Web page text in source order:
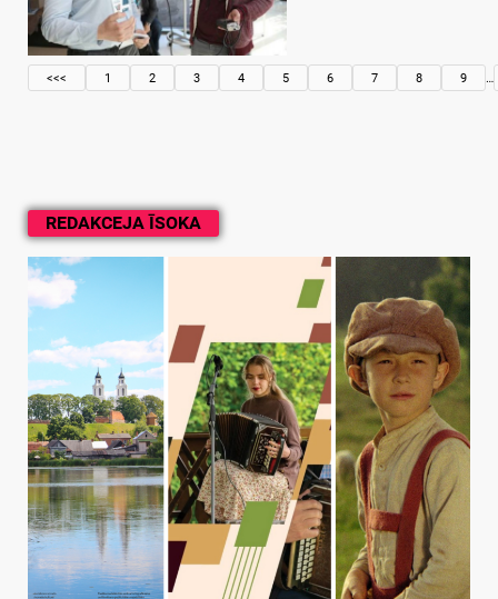
REDAKCEJA ĪSOKA
<<< 1 2 3 4 5 6 7 8 9